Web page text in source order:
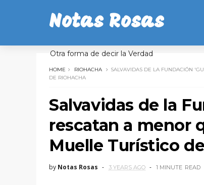
Notas Rosas
Otra forma de decir la Verdad
HOME RIOHACHA
SALVAVIDAS DE LA FUNDACIÓN
DE RIOHACHA
Salvavidas de la
rescatan a menor
Muelle Turístico
by Notas Rosas 3 YEARS AGO 1 MINUTE READ